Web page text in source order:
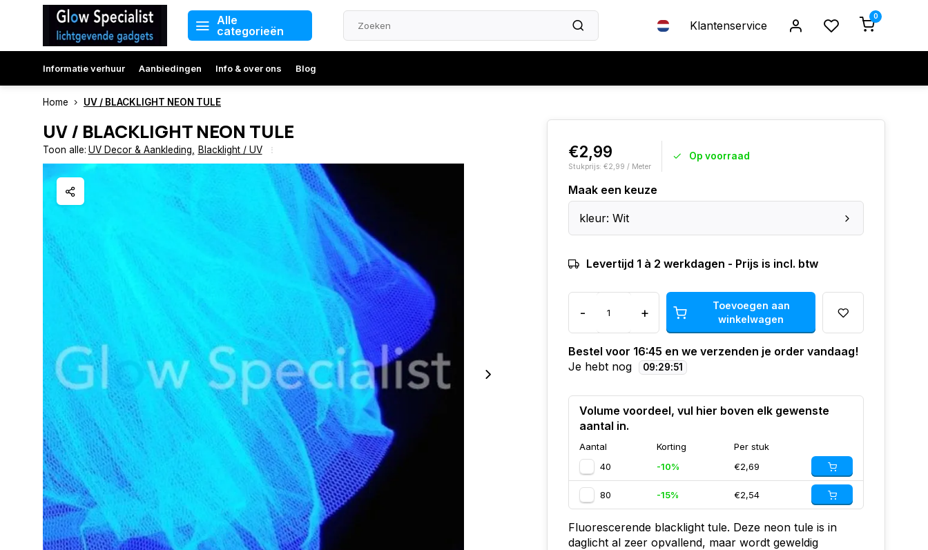
Alle
categorieën
Klantenservice
0
Informatie verhuur Aanbiedingen Info & over ons Blog
Home UV / BLACKLIGHT NEON TULE
UV / BLACKLIGHT NEON TULE
Toon alle: UV Decor & Aankleding Blacklight / UV €2,99
Stukprijs: €2,99 / Meter
Op voorraad
Maak een keuze
kleur: Wit
Levertijd 1 à 2 werkdagen - Prijs is incl. btw
- +
Toevoegen aan
winkelwagen
Bestel voor 16:45 en we verzenden je order vandaag!
Je hebt nog
09:29:50
Volume voordeel, vul hier boven elk gewenste
aantal in.
Aantal Korting
Per stuk
40
-10% €2,69
80 -15% €2,54
Fluorescerende blacklight tule. Deze neon tule is in
daglicht al zeer opvallend, maar wordt geweldig